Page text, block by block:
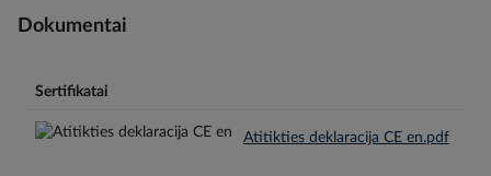
Dokumentai
Sertifikatai
Atitikties deklaracija CE en.pdf